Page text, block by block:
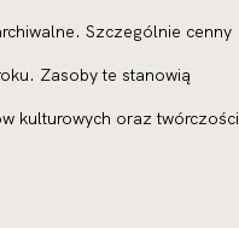
Szczególnie cenny
Zasoby te stanowią
kulturowych oraz twórczości